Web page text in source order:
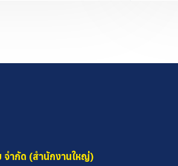
จำกัด (สำนักงานใหญ่)